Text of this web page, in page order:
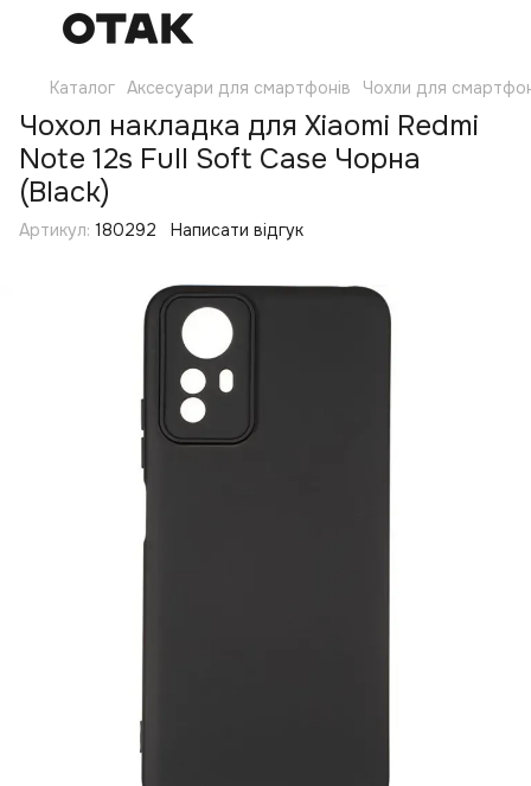
Каталог Аксесуари для смартфонів Чохли для
Чохол накладка для Xiaomi Redmi
Note 12s Full Soft Case Чорна
(Black)
Артикул: 180292 Написати відгук